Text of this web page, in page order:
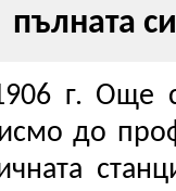
пълната
г. Още
до